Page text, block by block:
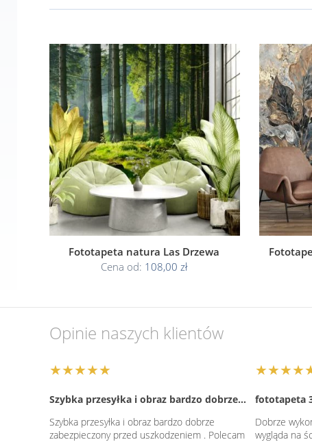
Fototapeta natura Las Drzewa
Cena od: 108,00 zł
Opinie naszych klientów
★★★★★
Szybka przesyłka i obraz bardzo dobrze…
Szybka przesyłka i obraz bardzo dobrze
zabezpieczony przed uszkodzeniem . Polecam
fototapeta
Dobrze
wygląda na